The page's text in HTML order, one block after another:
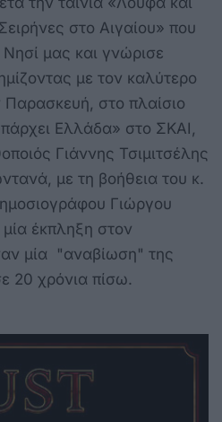
στο Αιγαίου» που
Νησί μας και γνώρισε
με τον καλύτερο
Παρασκευή, στο πλαίσιο
Ελλάδα» στο ΣΚΑΙ,
Γιάννης Τσιμιτσέλης
με τη βοήθεια του κ.
Γιώργου
έκπληξη στον
μία "αναβίωση" της
20 χρόνια πίσω.